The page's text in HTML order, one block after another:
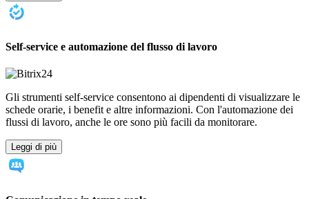
Self-service e automazione del flusso di lavoro
Gli strumenti self-service consentono ai dipendenti di visualizzare le
schede orarie, i benefit e altre informazioni. Con l'automazione dei
flussi di lavoro, anche le ore sono più facili da monitorare.
Leggi di più